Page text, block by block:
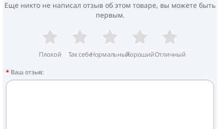
Еще никто не написал отзыв об этом товаре, вы можете быть
первым.
Плохой Так себеНормальныйХорошийОтличный
Ваш отзыв: